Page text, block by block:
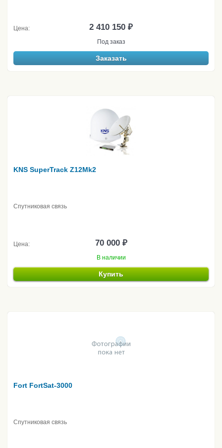
Цена: 2 410 150 ₽
Под заказ
Заказать
KNS SuperTrack Z12Mk2
Спутниковая связь
Цена: 70 000 ₽
В наличии
Купить
Fort FortSat-3000
Спутниковая связь